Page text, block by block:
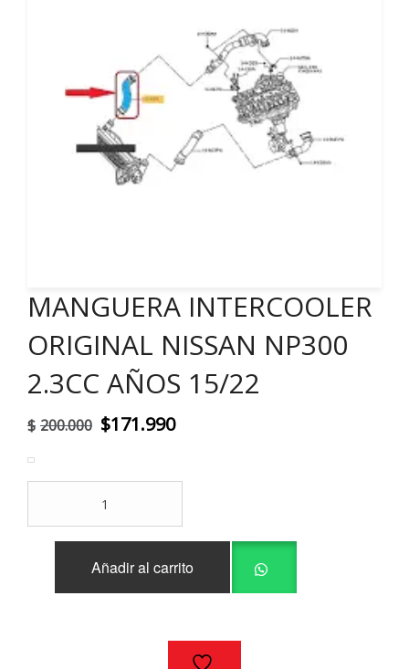
MANGUERA INTERCOOLER
ORIGINAL NISSAN NP300
2.3CC AÑOS 15/22
$ 200.000 El
original
era:
$200.000.
$171.990El
actual
$171.990.
INTERCOOLER
ORIGINAL
Añadir al carrito